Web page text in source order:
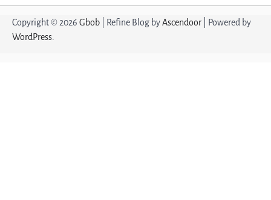
Copyright © 2026 Gbob | Refine Blog byAscendoor | Powered by
WordPress.